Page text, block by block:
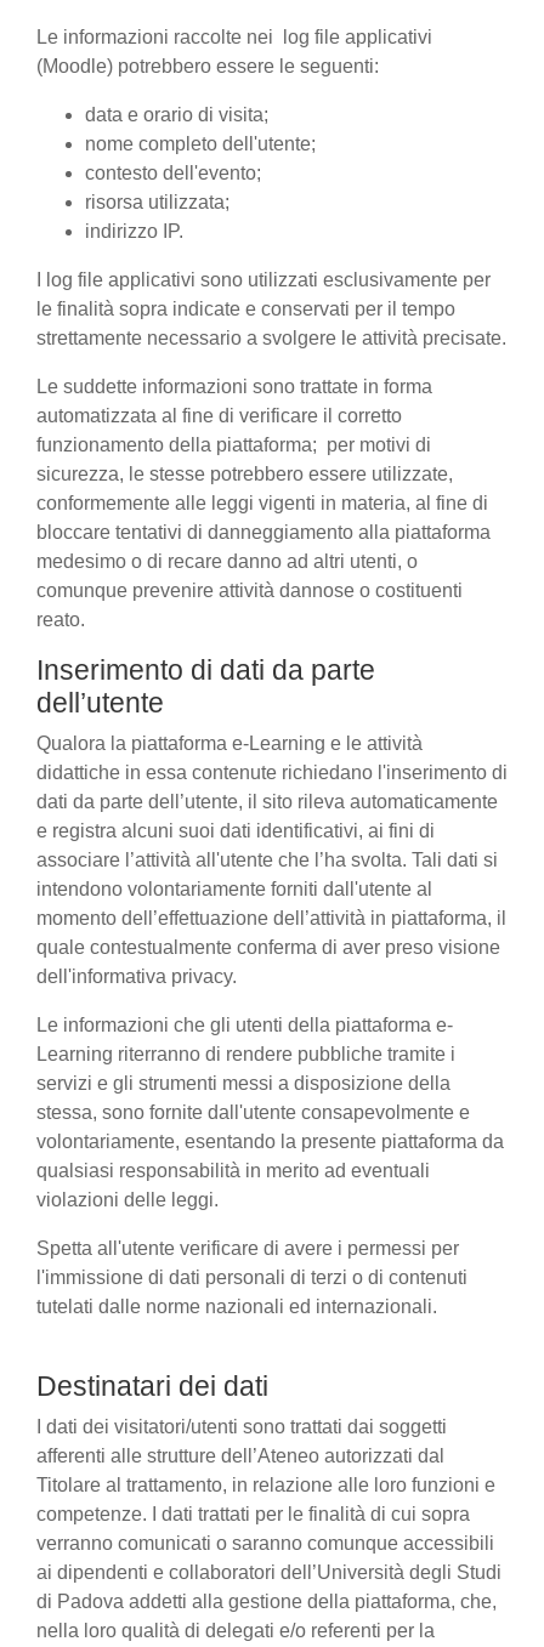
Le informazioni raccolte nei log file applicativi
(Moodle) potrebbero essere le seguenti:
data e orario di visita;
nome completo dell'utente;
contesto dell'evento;
risorsa utilizzata;
indirizzo IP.
I log file applicativi sono utilizzati esclusivamente per
le finalità sopra indicate e conservati per il tempo
strettamente necessario a svolgere le attività precisate.
Le suddette informazioni sono trattate in forma
automatizzata al fine di verificare il corretto
funzionamento della piattaforma; per motivi di
sicurezza, le stesse potrebbero essere utilizzate,
conformemente alle leggi vigenti in materia, al fine di
bloccare tentativi di danneggiamento alla piattaforma
medesimo o di recare danno ad altri utenti, o
comunque prevenire attività dannose o costituenti
reato.
Inserimento di dati da parte
dell’utente
Qualora la piattaforma e-Learning e le attività
didattiche in essa contenute richiedano l'inserimento di
dati da parte dell’utente, il sito rileva automaticamente
e registra alcuni suoi dati identificativi, ai fini di
associare l’attività all'utente che l’ha svolta. Tali dati si
intendono volontariamente forniti dall'utente al
momento dell’effettuazione dell’attività in piattaforma, il
quale contestualmente conferma di aver preso visione
dell'informativa privacy.
Le informazioni che gli utenti della piattaforma e-
Learning riterranno di rendere pubbliche tramite i
servizi e gli strumenti messi a disposizione della
stessa, sono fornite dall'utente consapevolmente e
volontariamente, esentando la presente piattaforma da
qualsiasi responsabilità in merito ad eventuali
violazioni delle leggi.
Spetta all'utente verificare di avere i permessi per
l'immissione di dati personali di terzi o di contenuti
tutelati dalle norme nazionali ed internazionali.
Destinatari dei dati
I dati dei visitatori/utenti sono trattati dai soggetti
afferenti alle strutture dell’Ateneo autorizzati dal
Titolare al trattamento, in relazione alle loro funzioni e
competenze. I dati trattati per le finalità di cui sopra
verranno comunicati o saranno comunque accessibili
ai dipendenti e collaboratori dell’Università degli Studi
di Padova addetti alla gestione della piattaforma, che,
nella loro qualità di delegati e/o referenti per la